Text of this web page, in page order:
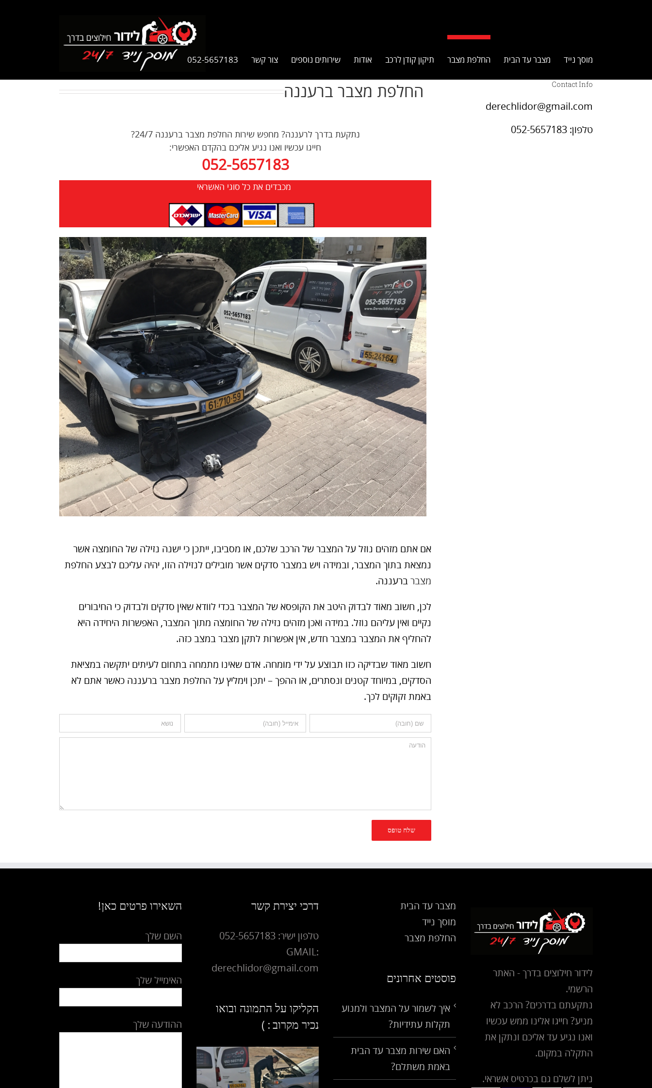
מוסך נייד מצבר עד הבית החלפת מצבר תיקון קודן לרכב אודות שירותים נוספים צור קשר 052-5657183
החלפת מצבר ברעננה
נתקעת בדרך לרעננה? מחפש שירות החלפת מצבר ברעננה 24/7?
חייגו עכשיו ואנו נגיע אליכם בהקדם האפשרי:
052-5657183
מכבדים את כל סוגי האשראי
אם אתם מזהים נוזל על המצבר של הרכב שלכם, או מסביבו, ייתכן כי ישנה נזילה של החומצה אשר
נמצאת בתוך המצבר, ובמידה ויש במצבר סדקים אשר מובילים לנזילה הזו, יהיה עליכם לבצע החלפת
מצברברעננה.
לכן, חשוב מאוד לבדוק היטב את הקופסא של המצבר בכדי לוודא שאין סדקים ולבדוק כי החיבורים
נקיים ואין עליהם נוזל. במידה ואכן מזהים נזילה של החומצה מתוך המצבר, האפשרות היחידה היא
להחליף את המצבר במצבר חדש, אין אפשרות לתקן מצבר במצב כזה.
חשוב מאוד שבדיקה כזו תבוצע על ידי מומחה. אדם שאינו מתמחה בתחום לעיתים יתקשה במציאת
הסדקים, במיוחד קטנים ונסתרים, או ההפך – יתכן וימליץ על החלפת מצבר ברעננה כאשר אתם לא
באמת זקוקים לכך.
Contact Info
derechlidor@gmail.com
טלפון: 052-5657183
לידור חילוצים בדרך - האתר
הרשמי.
נתקעתם בדרכים? הרכב לא
מניע? חייגו אלינו ממש עכשיו
ואנו נגיע עד אליכם ונתקן את
התקלה במקום.
ניתן לשלם גם בכרטיס אשראי.
מצבר עד הבית
מוסך נייד
החלפת מצבר
פוסטים אחרונים
איך לשמור על המצבר ולמנוע
תקלות עתידיות?
האם שירות מצבר עד הבית
באמת משתלם?
דרכי יצירת קשר
טלפון ישיר: 052-5657183
GMAIL:
derechlidor@gmail.com
הקליקו על התמונה ובואו
נכיר מקרוב : )
השאירו פרטים כאן!
השם שלך
האימייל שלך
ההודעה שלך